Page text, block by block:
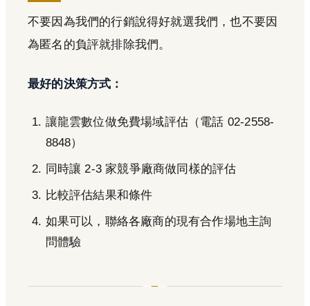
不要因為我們的行銷說得好就選我們，也不要因
為匿名的負評就排除我們。
最好的決策方式：
讓龍雲數位做免費場域評估（電話 02-2558-
8848）
同時讓 2-3 家競爭廠商做同樣的評估
比較評估結果和條件
如果可以，聯絡各廠商的現有合作場地主詢
問體驗